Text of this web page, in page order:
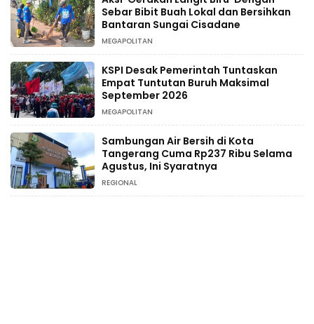
Sebar Bibit Buah Lokal dan Bersihkan
Bantaran Sungai Cisadane
MEGAPOLITAN
KSPI Desak Pemerintah Tuntaskan
Empat Tuntutan Buruh Maksimal
September 2026
MEGAPOLITAN
Sambungan Air Bersih di Kota
Tangerang Cuma Rp237 Ribu Selama
Agustus, Ini Syaratnya
REGIONAL